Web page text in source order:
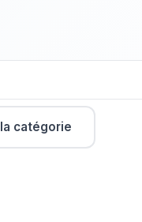
catégorie